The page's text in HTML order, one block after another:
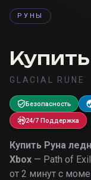
РУНЫ
Купить
GLACIAL RUNE
Безопасность
24/7 Поддержка
Купить Руна
Xbox — Path of
от 2 минут с